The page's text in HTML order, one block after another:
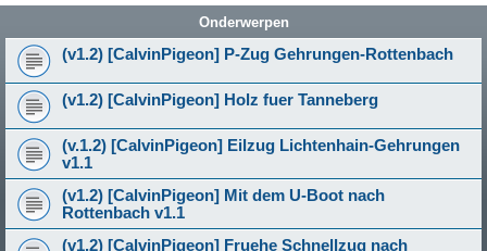
Onderwerpen
(v1.2) [CalvinPigeon] P-Zug Gehrungen-Rottenbach
(v1.2) [CalvinPigeon] Holz fuer Tanneberg
(v.1.2) [CalvinPigeon] Eilzug Lichtenhain-Gehrungen
v1.1
(v1.2) [CalvinPigeon] Mit dem U-Boot nach
Rottenbach v1.1
(v1.2) [CalvinPigeon] Fruehe Schnellzug nach